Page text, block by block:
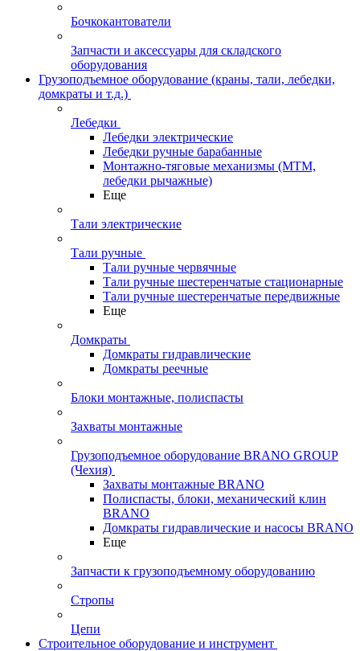
Бочкокантователи
Запчасти и аксессуары для складского
оборудования
Грузоподъемное оборудование (краны, тали, лебедки,
домкраты и т.д.)
Лебедки
Лебедки электрические
Лебедки ручные барабанные
Монтажно-тяговые механизмы (МТМ,
лебедки рычажные)
Еще
Тали электрические
Тали ручные
Тали ручные червячные
Тали ручные шестеренчатые стационарные
Тали ручные шестеренчатые передвижные
Еще
Домкраты
Домкраты гидравлические
Домкраты реечные
Блоки монтажные, полиспасты
Захваты монтажные
Грузоподъемное оборудование BRANO GROUP
(Чехия)
Захваты монтажные BRANO
Полиспасты, блоки, механический клин
BRANO
Домкраты гидравлические и насосы BRANO
Еще
Запчасти к грузоподъемному оборудованию
Стропы
Цепи
Строительное оборудование и инструмент